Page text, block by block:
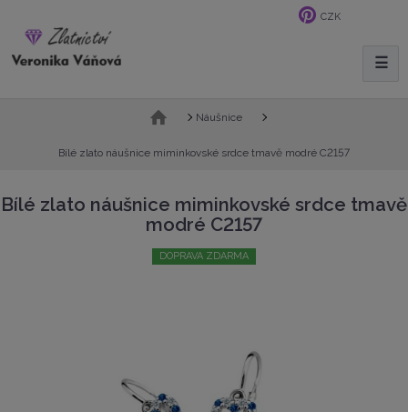
CZK
e
t
☰
Ú
o
í
s
r
Náušnice
Bílé zlato náušnice miminkovské srdce tmavě modré C2157
Bílé zlato náušnice miminkovské srdce tmavě
modré C2157
DOPRAVA ZDARMA